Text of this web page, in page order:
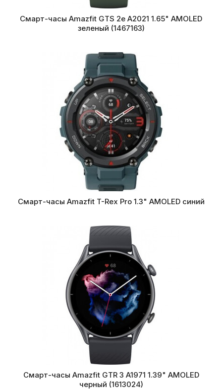
Смарт-часы Amazfit GTS 2e A2021 1.65" AMOLED
зеленый (1467163)
Смарт-часы Amazfit T-Rex Pro 1.3" AMOLED синий
Смарт-часы Amazfit GTR 3 A1971 1.39" AMOLED
черный (1613024)